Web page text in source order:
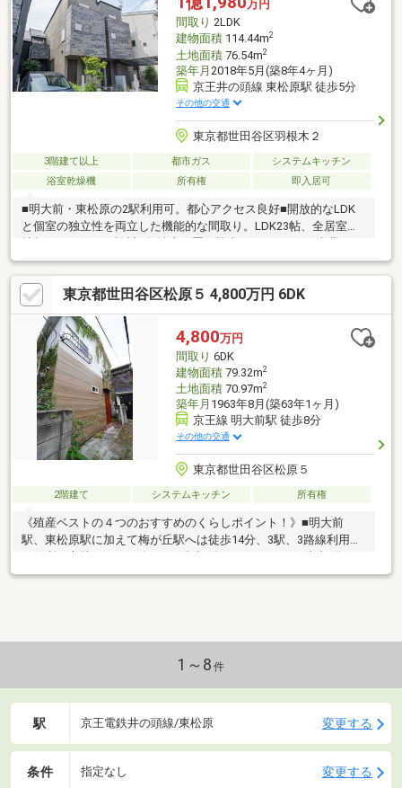
万円
間取り 2LDK
建物面積114.44m2
土地面積76.54m2
築年月 2018年5月(築8年4ヶ月)
京王井の頭線 東松原駅 徒歩5分
その他の交通
東京都世田谷区羽根木２
3階建て以上 都市ガス
システムキッチン
浴室乾燥機
所有権 即入居可
■明大前・東松原の2駅利用可。都心アクセス良好■開放的なLDK
と個室の独立性を両立した機能的な間取り。LDK23帖、全居室７
ルコニーを配置。明るさと風通しの良さが魅力です■ダウンライ
ト採用の明るいLDK、温もり感じる木目床■玄関に大型収納を設
置、可動棚で靴や備品を機能的に整理可能■白を基調とした対面
キッチン、食洗機完備で家事効率良好■リビングに床暖房設置■窓
のある明るい浴室、浴室乾燥機完備で一年中快適■周辺は落ち着
いた住宅街、緑豊かな羽根木公園も徒歩圏内
東京都世田谷区松原５ 4,800万円 6DK
4,800万円
間取り 6DK
建物面積79.32m2
土地面積70.97m2
築年月 1963年8月(築63年1ヶ月)
京王線 明大前駅 徒歩8分
その他の交通
東京都世田谷区松原５
2階建て システムキッチン 所有権
《殖産ベストの４つのおすすめのくらしポイント！》■明大前
駅、東松原駅に加えて梅が丘駅へは徒歩14分、3駅、3路線利用可
日々のお買い物も楽々です！■2020年にフルリノベーション済、
域の、メリットだけでなくデメリットも同時にお伝え致します。
まずは資金計画のご相談、不動産のご購入に対して、ご不安な方
はお気軽にお問い合わせくださいませ。
1～8 件
駅 京王電鉄井の頭線/東松原 変更する
条件 指定なし 変更する